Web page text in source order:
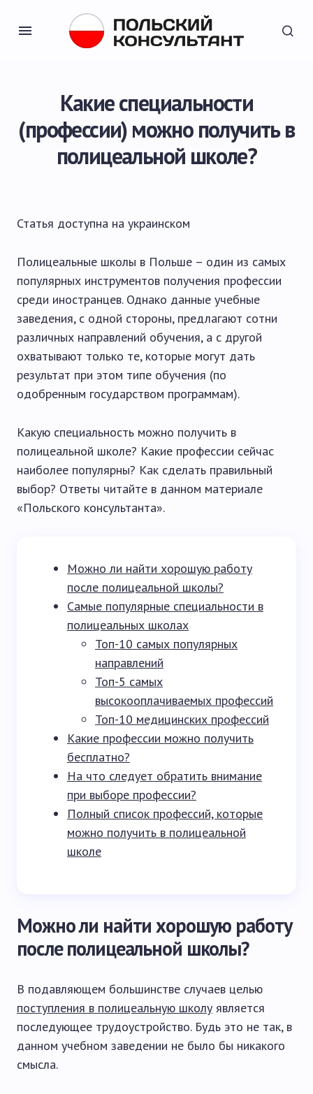
Какие специальности
(профессии) можно получить в
полицеальной школе?
Статья доступна на украинском
Полицеальные школы в Польше – один из самых
популярных инструментов получения профессии
среди иностранцев. Однако данные учебные
заведения, с одной стороны, предлагают сотни
различных направлений обучения, а с другой
охватывают только те, которые могут дать
результат при этом типе обучения (по
одобренным государством программам).
Какую специальность можно получить в
полицеальной школе? Какие профессии сейчас
наиболее популярны? Как сделать правильный
выбор? Ответы читайте в данном материале
«Польского консультанта».
Можно ли найти хорошую работу
после полицеальной школы?
Самые популярные специальности в
полицеальных школах
Топ-10 самых популярных
направлений
Топ-5 самых
высокооплачиваемых профессий
Топ-10 медицинских профессий
Какие профессии можно получить
бесплатно?
На что следует обратить внимание
при выборе профессии?
Полный список профессий, которые
можно получить в полицеальной
школе
Можно ли найти хорошую работу
после полицеальной школы?
В подавляющем большинстве случаев целью
поступления в полицеальную школу является
последующее трудоустройство. Будь это не так, в
данном учебном заведении не было бы никакого
смысла.